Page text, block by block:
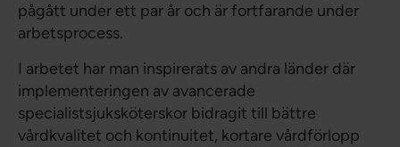
pågått under ett par år och är fortfarande under
arbetsprocess.
I arbetet har man inspirerats av andra länder där
implementeringen av avancerade
specialistsjuksköterskor bidragit till bättre
vårdkvalitet och kontinuitet, kortare vårdförlopp